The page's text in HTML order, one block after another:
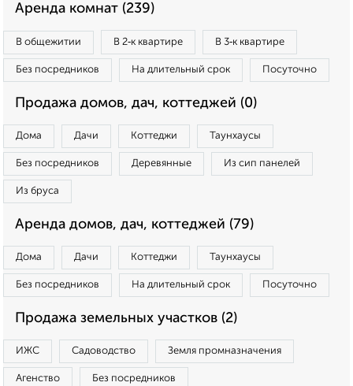
Аренда комнат (239)
В общежитии В 2‑к квартире В 3‑к квартире
Без посредников На длительный срок Посуточно
Продажа домов, дач, коттеджей (0)
Дома Дачи Коттеджи Таунхаусы
Без посредников Деревянные Из сип панелей
Из бруса
Аренда домов, дач, коттеджей (79)
Дома Дачи Коттеджи Таунхаусы
Без посредников На длительный срок Посуточно
Продажа земельных участков (2)
ИЖС Садоводство Земля промназначения
Агенство Без посредников